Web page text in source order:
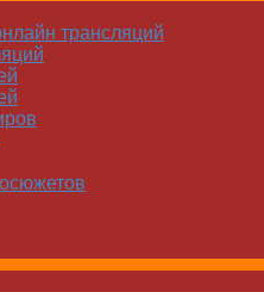
трансляций